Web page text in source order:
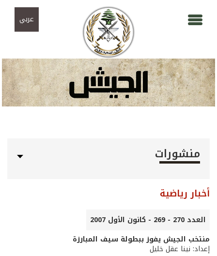
عربي
منشورات
أخبار رياضية
العدد 270 - 269 - كانون الأول 2007
منتخب الجيش يفوز ببطولة سيف المبارزة
إعداد: نينا عقل خليل